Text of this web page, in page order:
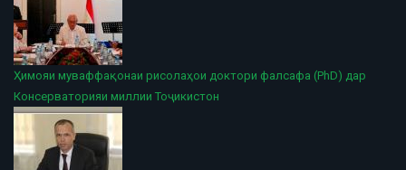
Ҳимояи муваффақонаи рисолаҳои доктори фалсафа (PhD) дар
Консерваторияи миллии Тоҷикистон